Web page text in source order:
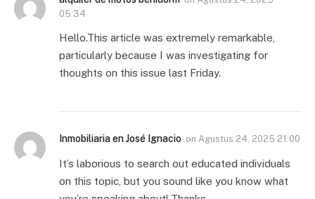
05:34
Hello.This article was extremely remarkable,
particularly because I was investigating for
thoughts on this issue last Friday.
Inmobiliaria en José Ignacio on Agustus 24, 2025 21:00
It’s laborious to search out educated individuals
on this topic, but you sound like you know what